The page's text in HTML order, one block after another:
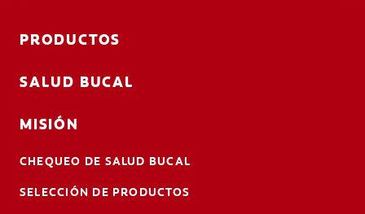
PRODUCTOS
SALUD BUCAL
MISIÓN
CHEQUEO DE SALUD BUCAL
SELECCIÓN DE PRODUCTOS